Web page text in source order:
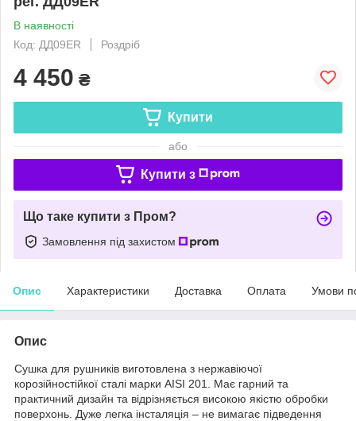
В наявності
Код: ДД09ЕR
Роздріб
4 450 ₴
Купити
або
Купити з
Що таке купити з Пром?
Замовлення під захистом
Опис Характеристики Доставка Оплата Умови
Опис
Сушка для рушників виготовлена з нержавіючої
корозійностійкої сталі марки AISI 201. Має гарний та
практичний дизайн та відрізняється високою якістю обробки
поверхонь. Дуже легка інсталяція – не вимагає підведення